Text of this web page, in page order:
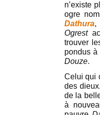
n’existe
ogre
Dathura,
Ogrest
trouver
pondus à
Douze.
Celui qui
des
de la
à